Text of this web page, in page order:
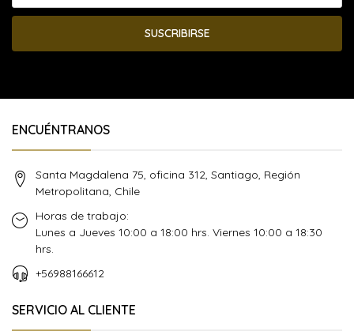
SUSCRIBIRSE
ENCUÉNTRANOS
Santa Magdalena 75, oficina 312, Santiago, Región
Metropolitana, Chile
Horas de trabajo:
Lunes a Jueves 10:00 a 18:00 hrs. Viernes 10:00 a 18:30
hrs.
+56988166612
SERVICIO AL CLIENTE